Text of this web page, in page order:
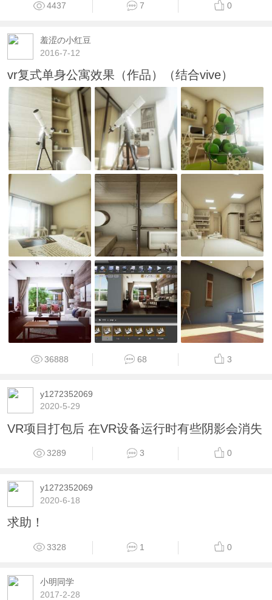
4437 7 0
羞涩の小红豆
2016-7-12
vr复式单身公寓效果（作品）（结合vive）
36888 68 3
y1272352069
2020-5-29
VR项目打包后 在VR设备运行时有些阴影会消失
3289 3 0
y1272352069
2020-6-18
求助！
3328 1 0
小明同学
2017-2-28